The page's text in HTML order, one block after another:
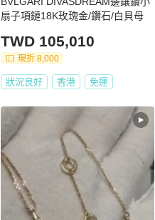
扇子項鏈18K玫瑰金/鑽石/白貝母
TWD 105,010
現折 8,000
狀況良好 香港 免運